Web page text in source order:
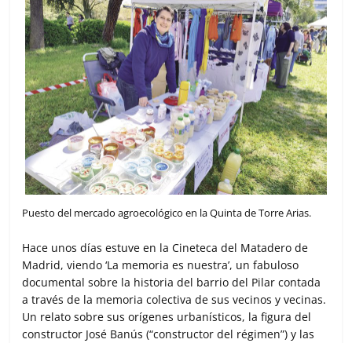
Puesto del mercado agroecológico en la Quinta de Torre Arias.
Hace unos días estuve en la Cineteca del Matadero de
Madrid, viendo ‘La memoria es nuestra’, un fabuloso
documental sobre la historia del barrio del Pilar contada
a través de la memoria colectiva de sus vecinos y vecinas.
Un relato sobre sus orígenes urbanísticos, la figura del
constructor José Banús (“constructor del régimen”) y las